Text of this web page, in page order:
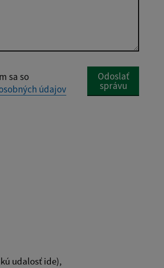
sa so
údajov
Google reCaptcha
Odoslať
správu
udalosť ide),